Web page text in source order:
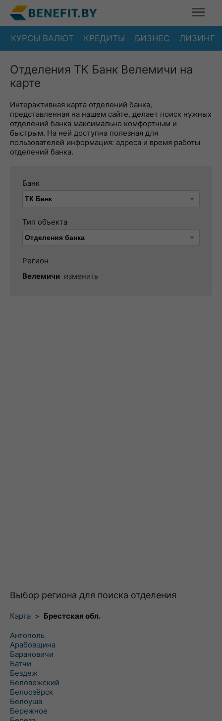
КУРСЫ ВАЛЮТ КРЕДИТЫ БИЗНЕС ЛИЗИНГ
Отделения ТК Банк Велемичи на
карте
Интерактивная карта отделений банка,
представленная на нашем сайте, делает поиск нужных
отделений банка максимально комфортным и
быстрым. На ней доступна полезная для
пользователей информация: адреса и время работы
отделений банка.
Банк
Тип объекта
Регион
Велемичи изменить
Выбор региона для поиска отделения
Карта > Брестская обл.
Антополь
Арабовщина
Барановичи
Батчи
Бездеж
Беловежский
Белоозёрск
Белоуша
Бережное